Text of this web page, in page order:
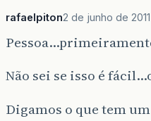
rafaelpiton2 de junho de 2011
Não sei se isso é
Digamos o que tem